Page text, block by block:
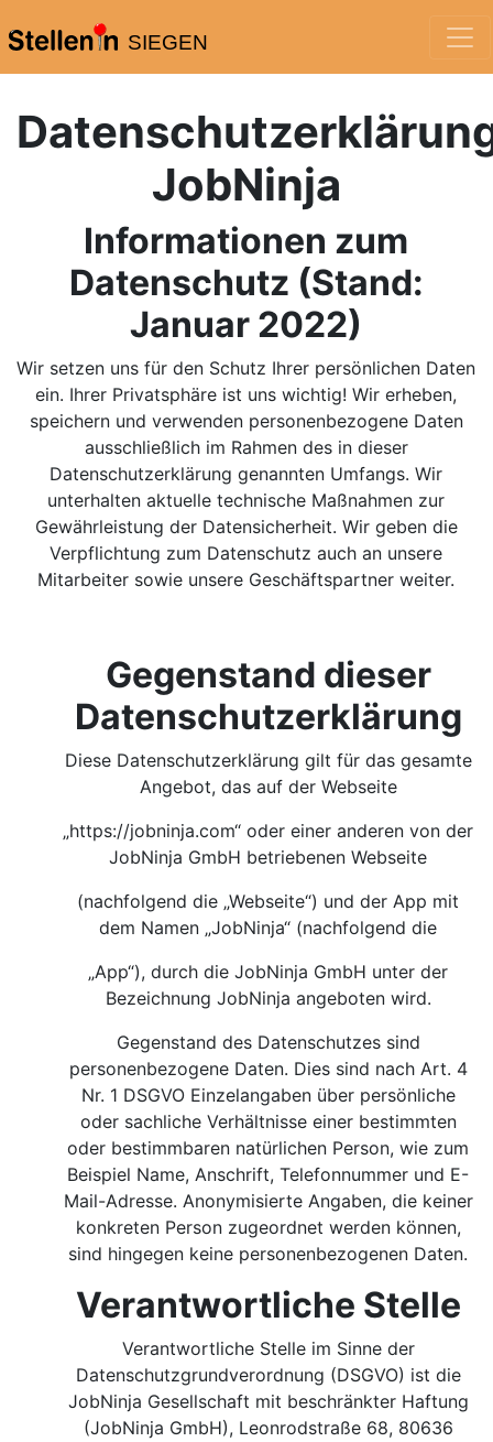
SIEGEN
JobNinja
Informationen zum
Datenschutz (Stand:
Januar 2022)
Wir setzen uns für den Schutz Ihrer persönlichen Daten
ein. Ihrer Privatsphäre ist uns wichtig! Wir erheben,
speichern und verwenden personenbezogene Daten
ausschließlich im Rahmen des in dieser
Datenschutzerklärung genannten Umfangs. Wir
unterhalten aktuelle technische Maßnahmen zur
Gewährleistung der Datensicherheit. Wir geben die
Verpflichtung zum Datenschutz auch an unsere
Mitarbeiter sowie unsere Geschäftspartner weiter.
Gegenstand dieser
Datenschutzerklärung
Diese Datenschutzerklärung gilt für das gesamte
Angebot, das auf der Webseite
„https://jobninja.com“ oder einer anderen von der
JobNinja GmbH betriebenen Webseite
(nachfolgend die „Webseite“) und der App mit
dem Namen „JobNinja“ (nachfolgend die
„App“), durch die JobNinja GmbH unter der
Bezeichnung JobNinja angeboten wird.
Gegenstand des Datenschutzes sind
personenbezogene Daten. Dies sind nach Art. 4
Nr. 1 DSGVO Einzelangaben über persönliche
oder sachliche Verhältnisse einer bestimmten
oder bestimmbaren natürlichen Person, wie zum
Beispiel Name, Anschrift, Telefonnummer und E-
Mail-Adresse. Anonymisierte Angaben, die keiner
konkreten Person zugeordnet werden können,
sind hingegen keine personenbezogenen Daten.
Verantwortliche Stelle
Verantwortliche Stelle im Sinne der
Datenschutzgrundverordnung (DSGVO) ist die
JobNinja Gesellschaft mit beschränkter Haftung
(JobNinja GmbH), Leonrodstraße 68, 80636